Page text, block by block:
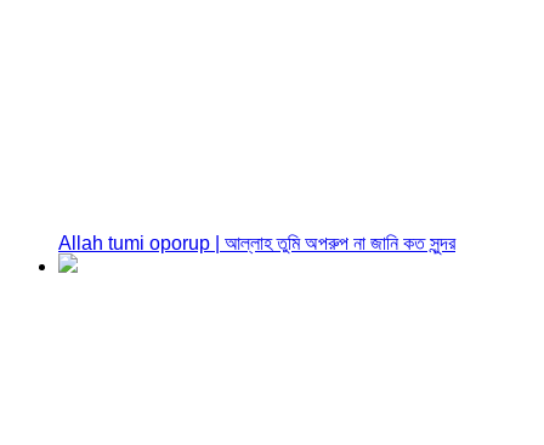
Allah tumi oporup | আল্লাহ তুমি অপরুপ না জানি কত সুন্দর